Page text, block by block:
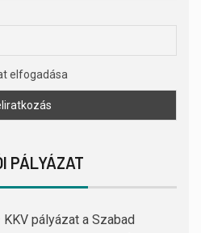
elfogadása
PÁLYÁZAT
pályázat a Szabad